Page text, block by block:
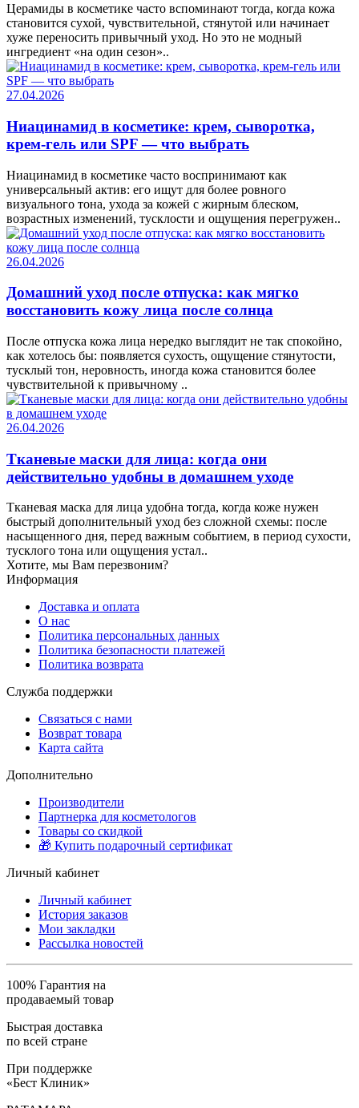
Церамиды в косметике часто вспоминают тогда, когда кожа
становится сухой, чувствительной, стянутой или начинает
хуже переносить привычный уход. Но это не модный
ингредиент «на один сезон»..
27.04.2026
Ниацинамид в косметике: крем, сыворотка,
крем-гель или SPF — что выбрать
Ниацинамид в косметике часто воспринимают как
универсальный актив: его ищут для более ровного
визуального тона, ухода за кожей с жирным блеском,
возрастных изменений, тусклости и ощущения перегружен..
26.04.2026
Домашний уход после отпуска: как мягко
восстановить кожу лица после солнца
После отпуска кожа лица нередко выглядит не так спокойно,
как хотелось бы: появляется сухость, ощущение стянутости,
тусклый тон, неровность, иногда кожа становится более
чувствительной к привычному ..
26.04.2026
Тканевые маски для лица: когда они
действительно удобны в домашнем уходе
Тканевая маска для лица удобна тогда, когда коже нужен
быстрый дополнительный уход без сложной схемы: после
насыщенного дня, перед важным событием, в период сухости,
тусклого тона или ощущения устал..
Хотите, мы Вам перезвоним?
Информация
Доставка и оплата
О нас
Политика персональных данных
Политика безопасности платежей
Политика возврата
Служба поддержки
Связаться с нами
Возврат товара
Карта сайта
Дополнительно
Производители
Партнерка для косметологов
Товары со скидкой
🎁 Купить подарочный сертификат
Личный кабинет
Личный кабинет
История заказов
Мои закладки
Рассылка новостей
100% Гарантия на
продаваемый товар
Быстрая доставка
по всей стране
При поддержке
«Бест Клиник»